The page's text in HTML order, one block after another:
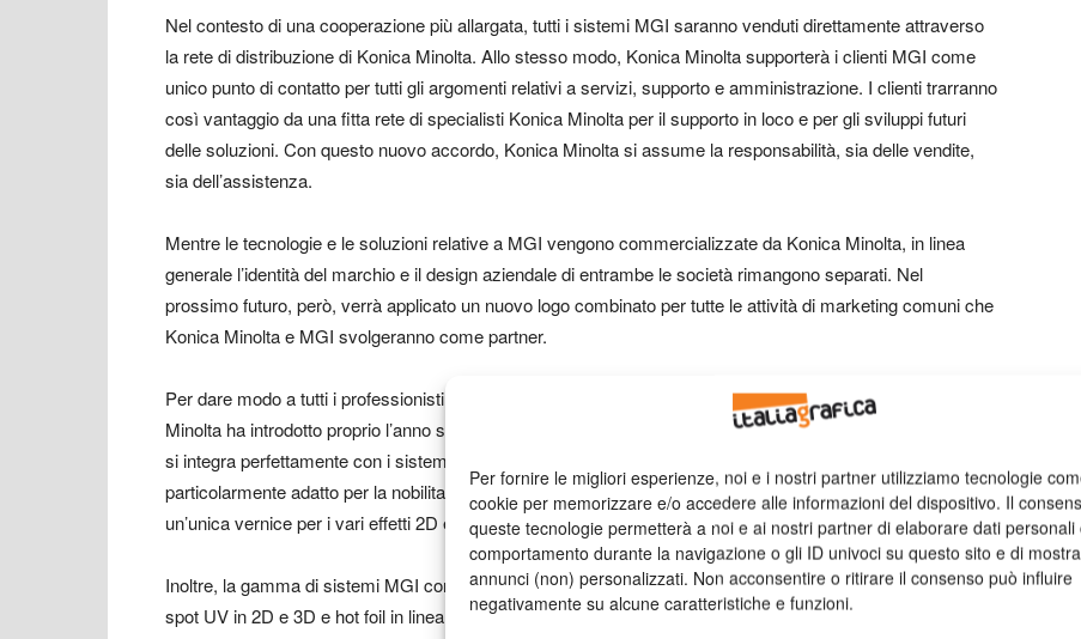
Per fornire le migliori esperienze, noi e i nostri partner utilizziamo tecnologie
cookie per memorizzare e/o accedere alle informazioni del dispositivo. Il
queste tecnologie permetterà a noi e ai nostri partner di elaborare dati personali
comportamento durante la navigazione o gli ID univoci su questo sito e di
annunci (non) personalizzati. Non acconsentire o ritirare il consenso può influire
negativamente su alcune caratteristiche e funzioni.
Nel contesto di una cooperazione più allargata, tutti i sistemi MGI saranno venduti direttamente attraverso
la rete di distribuzione di Konica Minolta. Allo stesso modo, Konica Minolta supporterà i clienti MGI come
unico punto di contatto per tutti gli argomenti relativi a servizi, supporto e amministrazione. I clienti trarranno
così vantaggio da una fitta rete di specialisti Konica Minolta per il supporto in loco e per gli sviluppi futuri
delle soluzioni. Con questo nuovo accordo, Konica Minolta si assume la responsabilità, sia delle vendite,
sia dell’assistenza.
Mentre le tecnologie e le soluzioni relative a MGI vengono commercializzate da Konica Minolta, in linea
generale l’identità del marchio e il design aziendale di entrambe le società rimangono separati. Nel
prossimo futuro, però, verrà applicato un nuovo logo combinato per tutte le attività di marketing comuni che
Konica Minolta e MGI svolgeranno come partner.
Per dare modo a tutti i professionisti della stampa di entrare nel mondo della nobilitazione digitale, Konica
Minolta ha introdotto proprio l’anno scorso MGI JETvarnish 3D One. Si tratta di un modello entry-level, che
si integra perfettamente con i sistemi di stampa di produzione AccurioPress di Konica Minolta e che è
particolarmente adatto per la nobilitazione di piccole e medie tirature. MGI JETvarnish 3D One utilizza
un’unica vernice per i vari effetti 2D e 3D, semplificando così l’attività di nobilitazione.
Inoltre, la gamma di sistemi MGI comprende formati fino A1+ con possibilità di creare effetti con vernice
spot UV in 2D e 3D e hot foil in linea.